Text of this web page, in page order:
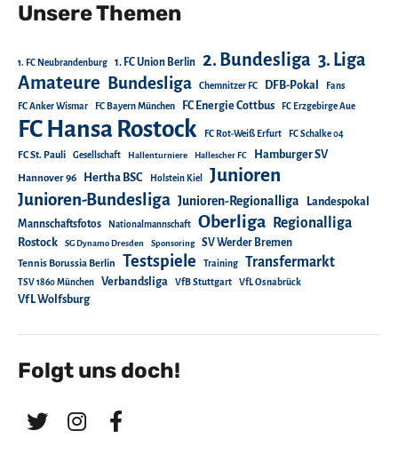
Unsere Themen
1. FC Neubrandenburg 1. FC Union Berlin 2. Bundesliga 3. Liga
Amateure Bundesliga Chemnitzer FC DFB-Pokal Fans
FC Anker Wismar FC Bayern München FC Energie Cottbus FC Erzgebirge Aue
FC Hansa Rostock FC Rot-Weiß Erfurt FC Schalke 04
FC St. Pauli Gesellschaft Hallenturniere Hallescher FC Hamburger SV
Hannover 96 Hertha BSC Holstein Kiel Junioren
Junioren-Bundesliga Junioren-Regionalliga
Landespokal
Mannschaftsfotos
Nationalmannschaft Oberliga Regionalliga
Rostock SG Dynamo Dresden Sponsoring SV Werder Bremen
Tennis Borussia Berlin Testspiele Training Transfermarkt
TSV 1860 München Verbandsliga VfB Stuttgart VfL Osnabrück
VfL Wolfsburg
Folgt uns doch!